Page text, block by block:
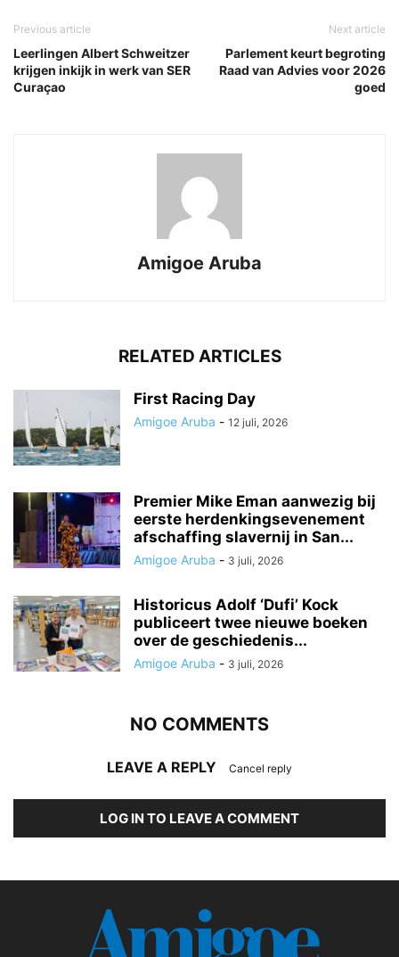
Previous article
Leerlingen Albert Schweitzer
krijgen inkijk in werk van SER
Curaçao
Next article
Parlement keurt begroting
Raad van Advies voor 2026
goed
Amigoe Aruba
RELATED ARTICLES
First Racing Day
Amigoe Aruba - 12 juli, 2026
Premier Mike Eman aanwezig bij
eerste herdenkingsevenement
afschaffing slavernij in San...
Amigoe Aruba - 3 juli, 2026
Historicus Adolf ‘Dufi’ Kock
publiceert twee nieuwe boeken
over de geschiedenis...
Amigoe Aruba - 3 juli, 2026
NO COMMENTS
LEAVE A REPLY Cancel reply
LOG IN TO LEAVE A COMMENT